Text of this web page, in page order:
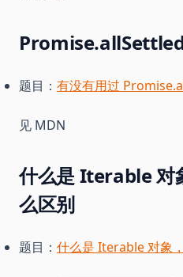
题目： 有没有用过
见 MDN
什么是 Iterable 对
么区别
题目： 什么是 Iterable 对象